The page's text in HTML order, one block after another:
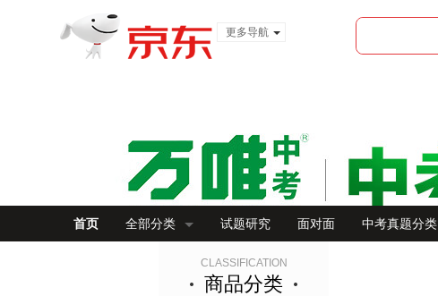
更多导航
首页 全部分类 试题研究 面对面 中考真题分类
CLASSIFICATION
商品分类